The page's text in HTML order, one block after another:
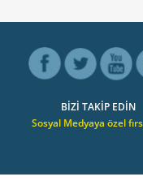
BİZİ TAKİP EDİN
Sosyal Medyaya özel